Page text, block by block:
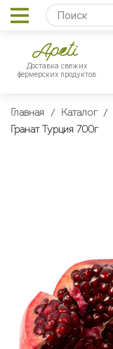
Доставка свежих
фермерских продуктов
Главная Каталог
Гранат Турция 700г